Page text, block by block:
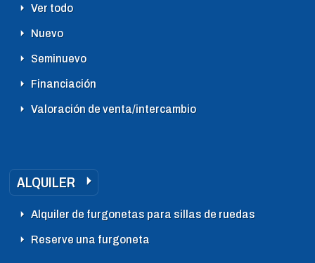
Ver todo
Nuevo
Seminuevo
Financiación
Valoración de venta/intercambio
ALQUILER
Alquiler de furgonetas para sillas de ruedas
Reserve una furgoneta